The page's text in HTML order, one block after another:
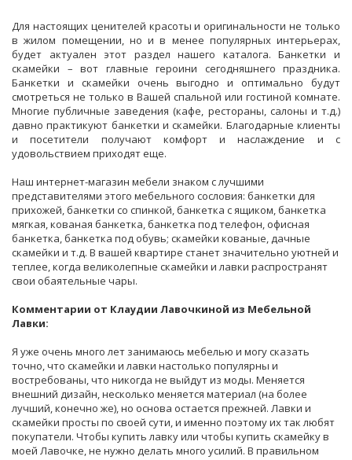
Для настоящих ценителей красоты и оригинальности не только
в жилом помещении, но и в менее популярных интерьерах,
будет актуален этот раздел нашего каталога. Банкетки и
скамейки – вот главные героини сегодняшнего праздника.
Банкетки и скамейки очень выгодно и оптимально будут
смотреться не только в Вашей спальной или гостиной комнате.
Многие публичные заведения (кафе, рестораны, салоны и т.д.)
давно практикуют банкетки и скамейки. Благодарные клиенты
и посетители получают комфорт и наслаждение и с
удовольствием приходят еще.
Наш интернет-магазин мебели знаком с лучшими
представителями этого мебельного сословия: банкетки для
прихожей, банкетки со спинкой, банкетка с ящиком, банкетка
мягкая, кованая банкетка, банкетка под телефон, офисная
банкетка, банкетка под обувь; скамейки кованые, дачные
скамейки и т.д. В вашей квартире станет значительно уютней и
теплее, когда великолепные скамейки и лавки распространят
свои обаятельные чары.
Комментарии от Клаудии Лавочкиной из Мебельной
Лавки:
Я уже очень много лет занимаюсь мебелью и могу сказать
точно, что скамейки и лавки настолько популярны и
востребованы, что никогда не выйдут из моды. Меняется
внешний дизайн, несколько меняется материал (на более
лучший, конечно же), но основа остается прежней. Лавки и
скамейки просты по своей сути, и именно поэтому их так любят
покупатели. Чтобы купить лавку или чтобы купить скамейку в
моей Лавочке, не нужно делать много усилий. В правильном